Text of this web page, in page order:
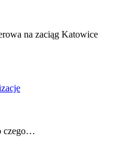
na zaciąg Katowice
czego…